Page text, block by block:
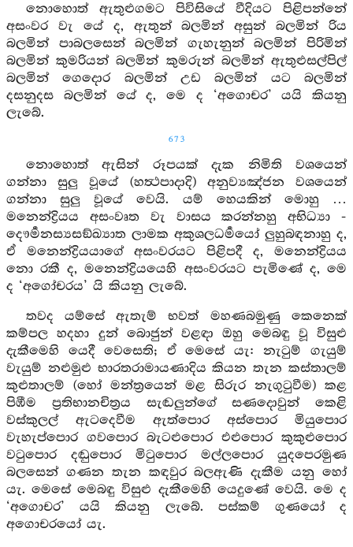
නොහොත් ඇතුළුගමට පිවිසියේ වීදියට පිළිපන්නේ
අසංවර වැ යේ ද, ඇතුන් බලමින් අසුන් බලමින් රිය
බලමින් පාබලසෙන් බලමින් ගැහැනුන් බලමින් පිරිමින්
බලමින් කුමරියන් බලමින් කුමරුන් බලමින් ඇතුළුසල්පිල්
බලමින් ගෙදොර බලමින් උඩ බලමින් යට බලමින්
දසනුදස බලමින් යේ ද, මෙ ද ‘අගොචර’ යයි කියනු
ලැබේ.
673
නොහොත් ඇසින් රූපයක් දැක නිමිති වශයෙන්
ගන්නා සුලු වූයේ (හත්‍ථපාදාදි) අනුව්‍යඤ්ජන වශයෙන්
ගන්නා සුලු වූයේ වෙයි. යම් හෙයකින් මොහු …
මනෙන්ද්‍රියය අසංවෘත වැ වාසය කරන්නහු අභිධ්‍යා -
දෞර්‍මනස්‍යසඞ්ඛ්‍යාත ලාමක අකුශලධර්‍මයෝ ලුහුබඳනාහු ද,
ඒ මනෙන්ද්‍රියයාගේ අසංවරයට පිළිපදී ද, මනෙන්ද්‍රියය
නො රකී ද, මනෙන්ද්‍රියයෙහි අසංවරයට පැමිණේ ද, මෙ
ද ‘අගෝචරය’ යි කියනු ලැබේ.
තවද යම්සේ ඇතැම් භවත් මහණබමුණු කෙනෙක්
කම්පල හදහා දුන් බොජුන් වළඳා ඔහු මෙබඳු වූ විසුළු
දැකීමෙහි යෙදී වෙසෙති; ඒ මෙසේ යැ: නැටුම් ගැයුම්
වැයුම් නළුමුළු භාරතරාමායණාදිය කියන තැන කස්තාලම්
කුළුතාලම් (හෝ මන්ත්‍රයෙන් මළ සිරුර නැගුටුවීම) කළ
පිඹීම ප්‍රතිභානචිත්‍රය සැඬලුන්ගේ සණදොවුන් කෙළි
වස්කුලල් ඇටදෙවීම ඇත්පොර අස්පොර මියුපොර
වැහැප්පොර ගවපොර බැටළුපොර එළුපොර කුකුළුපොර
වටුපොර දඬුපොර මිටුපොර මල්ලපොර යුදපෙරමුණ
බලසෙන් ගණන තැන කඳවුර බලඇණි දැකීම යනු හෝ
යැ. මෙසේ මෙබඳු විසුළු දැකීමෙහි යෙදුණේ වෙයි. මෙ ද
‘අගොචර’ යයි කියනු ලැබේ. පස්කම් ගුණයෝ ද
අගොචරයෝ යැ.